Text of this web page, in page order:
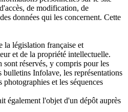
de modification, de
données qui les concernent. Cette
la législation française et
et de la propriété intellectuelle.
réservés, y compris pour les
bulletins Infolave, les représentations
et les séquences
également l'objet d'un dépôt auprès